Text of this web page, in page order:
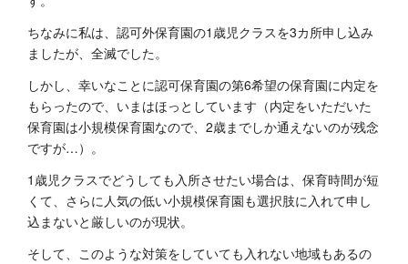
ちなみに私は、認可外保育園の1歳児クラスを3カ所申し込み
ましたが、全滅でした。
しかし、幸いなことに認可保育園の第6希望の保育園に内定を
もらったので、いまはほっとしています（内定をいただいた
保育園は小規模保育園なので、2歳までしか通えないのが残念
ですが…）。
1歳児クラスでどうしても入所させたい場合は、保育時間が短
くて、さらに人気の低い小規模保育園も選択肢に入れて申し
込まないと厳しいのが現状。
そして、このような対策をしていても入れない地域もあるの